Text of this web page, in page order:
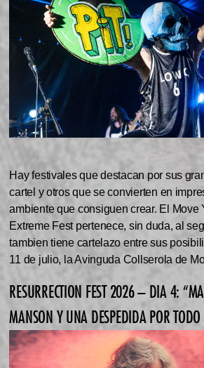
Hay festivales que destacan por sus
cartel y otros que se convierten en
ambiente que consiguen crear. El Move
Extreme Fest pertenece, sin duda, al
tambien tiene cartelazo entre sus
11 de julio, la Avinguda Collserola de
RESURRECTION FEST 2026 – DIA 4:
MANSON Y UNA DESPEDIDA POR